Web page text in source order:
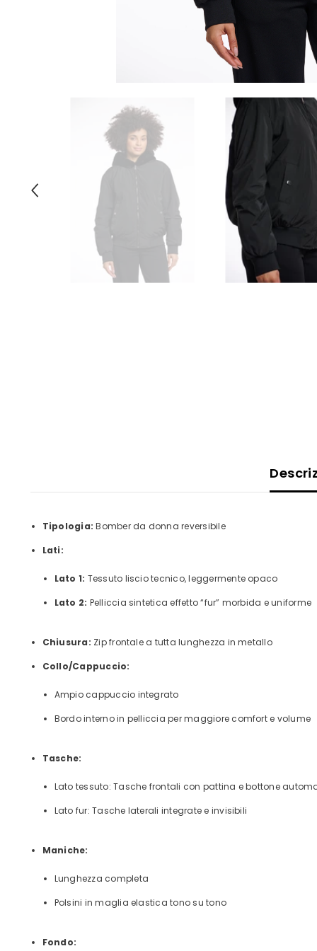
Tipologia: Bomber da donna reversibile
Lati:
Lato 1: Tessuto liscio tecnico, leggermente opaco
Lato 2: Pelliccia sintetica effetto “fur” morbida e uniforme
Chiusura: Zip frontale a tutta lunghezza in metallo
Collo/Cappuccio:
Ampio cappuccio integrato
Bordo interno in pelliccia per maggiore comfort e volume
Tasche:
Lato tessuto: Tasche frontali con pattina e bottone
Lato fur: Tasche laterali integrate e invisibili
Maniche:
Lunghezza completa
Polsini in maglia elastica tono su tono
Fondo: